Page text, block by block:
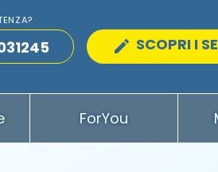
SCOPRI I
ForYou